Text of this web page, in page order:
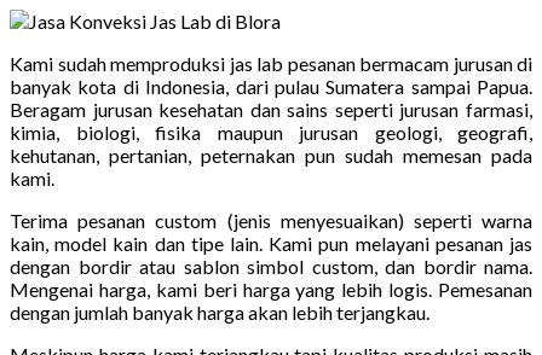
Kami sudah memproduksi jas lab pesanan bermacam jurusan di
banyak kota di Indonesia, dari pulau Sumatera sampai Papua.
Beragam jurusan kesehatan dan sains seperti jurusan farmasi,
kimia, biologi, fisika maupun jurusan geologi, geografi,
kehutanan, pertanian, peternakan pun sudah memesan pada
kami.
Terima pesanan custom (jenis menyesuaikan) seperti warna
kain, model kain dan tipe lain. Kami pun melayani pesanan jas
dengan bordir atau sablon simbol custom, dan bordir nama.
Mengenai harga, kami beri harga yang lebih logis. Pemesanan
dengan jumlah banyak harga akan lebih terjangkau.